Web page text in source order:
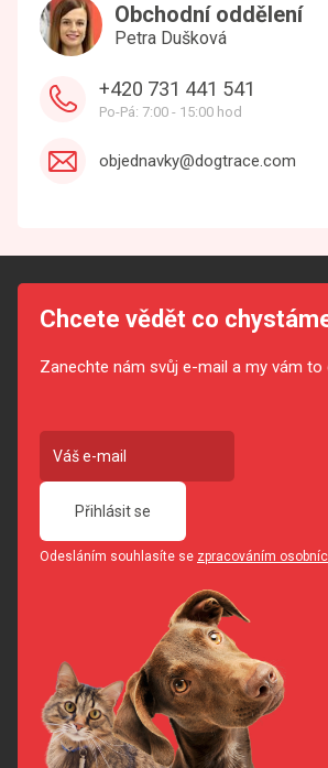
Obchodní oddělení
Petra Dušková
+420 731 441 541
Po-Pá: 7:00 - 15:00 hod
objednavky@dogtrace.com
Chcete vědět co
Zanechte nám svůj e-mail a my vám to
Přihlásit se
Odesláním souhlasíte se zpracováním